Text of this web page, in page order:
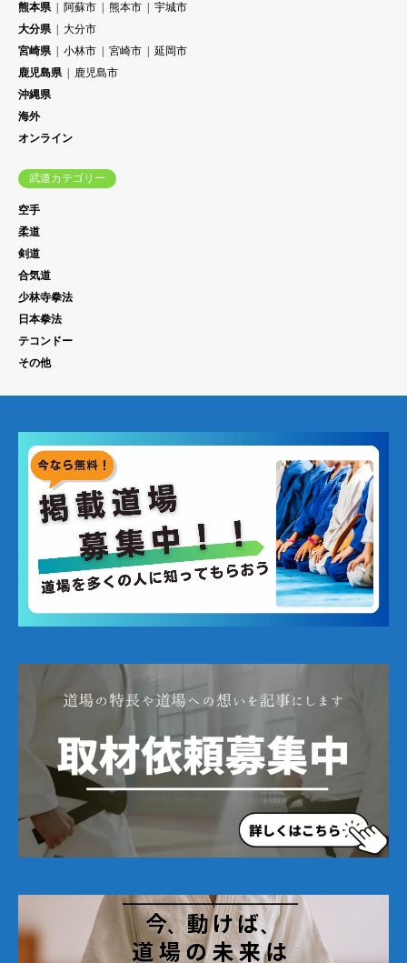
熊本県
阿蘇市 熊本市
宇城市
大分県
大分市
宮崎県
小林市 宮崎市
延岡市
鹿児島県
鹿児島市
沖縄県
海外
オンライン
武道カテゴリー
空手
柔道
剣道
合気道
少林寺拳法
日本拳法
テコンドー
その他